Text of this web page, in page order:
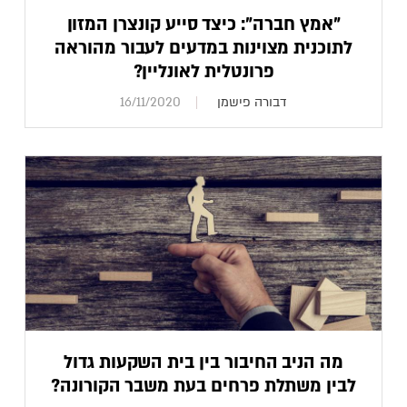
"אמץ חברה": כיצד סייע קונצרן המזון
לתוכנית מצוינות במדעים לעבור מהוראה
פרונטלית לאונליין?
דבורה פישמן 16/11/2020
מה הניב החיבור בין בית השקעות גדול
לבין משתלת פרחים בעת משבר הקורונה?